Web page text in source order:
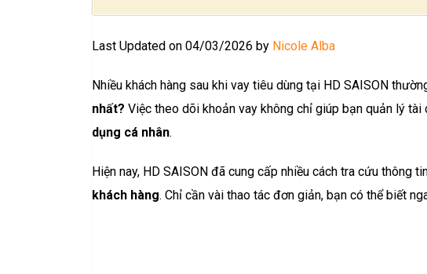
Last Updated on 04/03/2026 by Nicole Alba
Nhiều khách hàng sau khi vay tiêu dùng tại HD SAISON
nhất? Việc theo dõi khoản vay không chỉ giúp bạn quản lý
dụng cá nhân.
Hiện nay, HD SAISON đã cung cấp nhiều cách tra cứu thông
khách hàng. Chỉ cần vài thao tác đơn giản, bạn có thể biết